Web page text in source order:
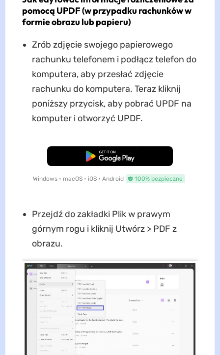
pomocą UPDF (w przypadku rachunków w
formie obrazu lub papieru)
Zrób zdjęcie swojego papierowego
rachunku telefonem i podłącz telefon do
komputera, aby przesłać zdjęcie
rachunku do komputera. Teraz kliknij
poniższy przycisk, aby pobrać UPDF na
komputer i otworzyć UPDF.
Pobierz za darmo
Windows • macOS • iOS • Android 100% bezpieczne
Przejdź do zakładki Plik w prawym
górnym rogu i kliknij Utwórz > PDF z
obrazu.